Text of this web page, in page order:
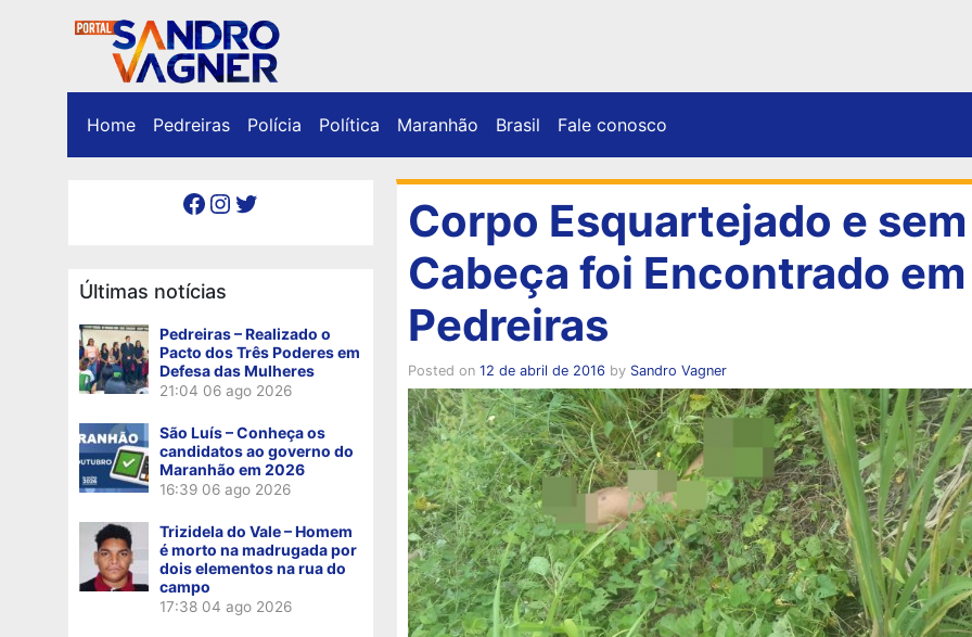
Home Pedreiras Polícia Política Maranhão Brasil Fale conosco
Facebook Instagram Twitter
Últimas notícias
Pedreiras – Realizado o
Pacto dos Três Poderes em
Defesa das Mulheres
21:04 06 ago 2026
São Luís – Conheça os
candidatos ao governo do
Maranhão em 2026
16:39 06 ago 2026
Trizidela do Vale – Homem
é morto na madrugada por
dois elementos na rua do
campo
17:38 04 ago 2026
Corpo Esquartejado e
Cabeça foi Encontrado em
Pedreiras
Posted on 12 de abril de 2016 by Sandro Vagner